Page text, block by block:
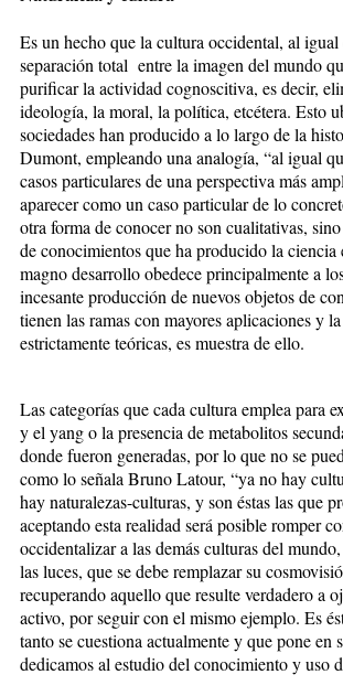
Es un hecho que la cultura occidental, al
separación total entre la imagen del mundo
purificar la actividad cognoscitiva, es decir,
ideología, la moral, la política, etcétera. Esto
sociedades han producido a lo largo de la
Dumont, empleando una analogía, “al igual
casos particulares de una perspectiva más
aparecer como un caso particular de lo
otra forma de conocer no son cualitativas,
de conocimientos que ha producido la
magno desarrollo obedece principalmente a
incesante producción de nuevos objetos de
tienen las ramas con mayores aplicaciones y
estrictamente teóricas, es muestra de ello.
Las categorías que cada cultura emplea
y el yang o la presencia de metabolitos
donde fueron generadas, por lo que no se
como lo señala Bruno Latour, “ya no hay
hay naturalezas-culturas, y son éstas las que
aceptando esta realidad será posible romper
occidentalizar a las demás culturas del
las luces, que se debe remplazar su
recuperando aquello que resulte verdadero a
activo, por seguir con el mismo ejemplo. Es
tanto se cuestiona actualmente y que pone
dedicamos al estudio del conocimiento y uso